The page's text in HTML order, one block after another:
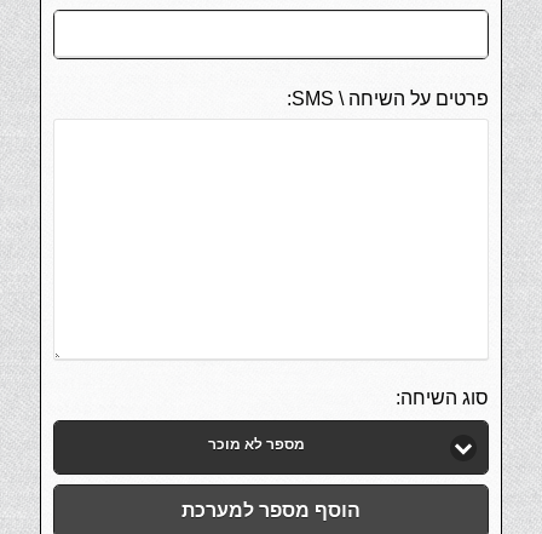
פרטים על השיחה \ SMS:
סוג השיחה:
מספר לא מוכר
הוסף מספר למערכת